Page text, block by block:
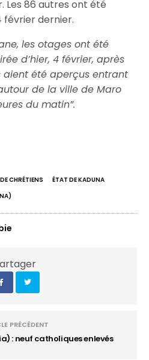
Les 86 autres ont été
février dernier.
les otages ont été
d’hier, 4 février, après
aient été aperçus entrant
de la ville de Maro
du matin”.
CHRÉTIENS
ÉTAT DE KADUNA
PRÉCÉDENT
: neuf catholiques enlevés